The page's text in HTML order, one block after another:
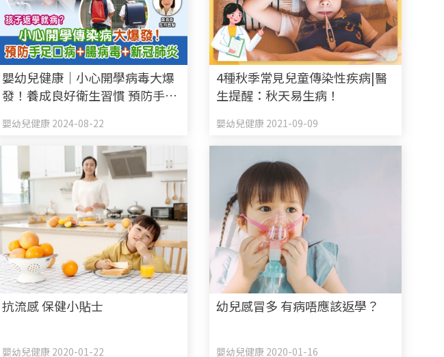
嬰幼兒健康｜小心開學病毒大爆
發！養成良好衛生習慣 預防手足
嬰幼兒健康 2024-08-22
4種秋季常見兒童傳染性疾病|醫
生提醒：秋天易生病！
嬰幼兒健康 2021-09-09
抗流感 保健小貼士
嬰幼兒健康 2020-01-22
幼兒感冒多 有病唔應該返學？
嬰幼兒健康 2020-01-16